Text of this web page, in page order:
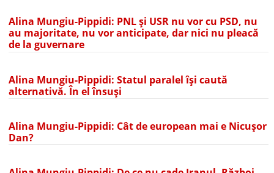
Alina Mungiu-Pippidi: PNL și USR nu vor cu PSD, nu
au majoritate, nu vor anticipate, dar nici nu pleacă
de la guvernare
Alina Mungiu-Pippidi: Statul paralel își caută
alternativă. În el însuși
Alina Mungiu-Pippidi: Cât de european mai e Nicușor
Dan?